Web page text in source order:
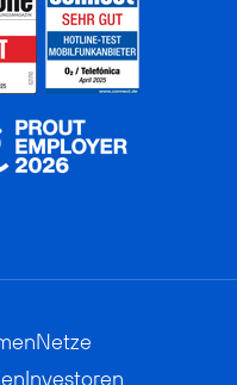
Netze
Investoren